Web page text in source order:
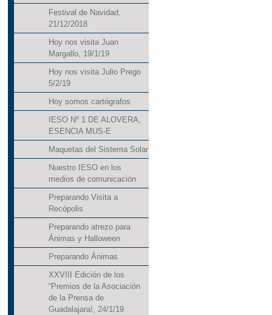
Festival de Navidad,
21/12/2018
Hoy nos visita Juan
Margallo, 19/1/19
Hoy nos visita Julio Prego
5/2/19
Hoy somos cartógrafos
IESO Nº 1 DE ALOVERA,
ESENCIA MUS-E
Maquetas del Sistema Solar
Nuestro IESO en los
medios de comunicación
Preparando Visita a
Recópolis
Preparando atrezo para
Ánimas y Halloween
Preparando Ánimas
XXVIII Edición de los
“Premios de la Asociación
de la Prensa de
Guadalajara!, 24/1/19